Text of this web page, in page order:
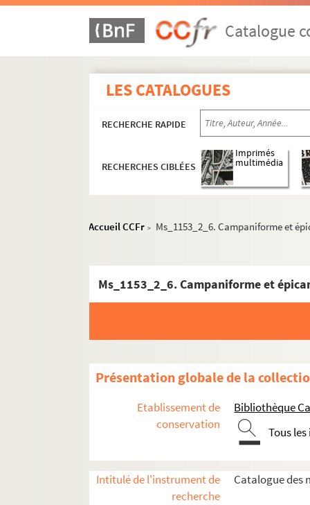
Catalogue
LES CATALOGUES
RECHERCHE RAPIDE
RECHERCHES CIBLÉES
Imprimés
multimédia
Accueil CCFr > Ms_1153_2_6. Campaniforme et
Présentation globale de la
Etablissement de
conservation
Bibliothèque
Tous
Intitulé de l'instrument de
recherche
Catalogue des